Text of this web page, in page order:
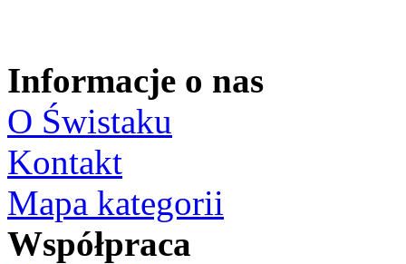
Informacje o nas
O Świstaku
Kontakt
Mapa kategorii
Współpraca